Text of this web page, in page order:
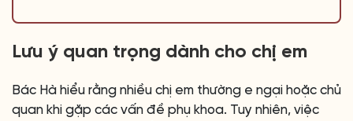
Lưu ý quan trọng dành cho chị em
Bác Hà hiểu rằng nhiều chị em thường e ngại hoặc chủ
quan khi gặp các vấn đề phụ khoa. Tuy nhiên, việc